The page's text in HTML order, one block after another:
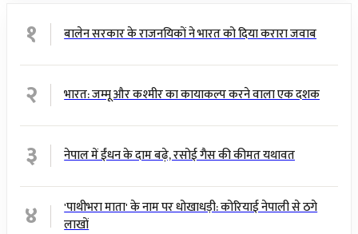
१ बालेन सरकार के राजनयिकों ने भारत को दिया करारा जवाब
२ भारत: जम्मू और कश्मीर का कायाकल्प करने वाला एक दशक
३ नेपाल में ईंधन के दाम बढ़े, रसोई गैस की कीमत यथावत
४
'पाथीभरा माता' के नाम पर धोखाधड़ी: कोरियाई नेपाली से ठगे
लाखों